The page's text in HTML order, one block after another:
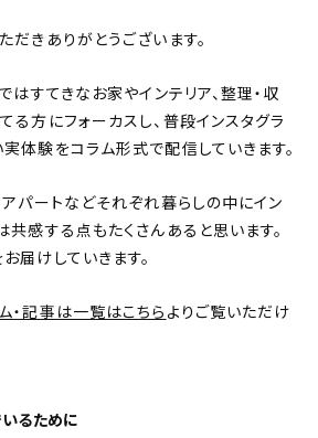
だきありがとうございます。
はすてきなお家やインテリア、整理・収
る方にフォーカスし、普段インスタグラ
体験をコラム形式で配信していきます。
アパートなどそれぞれ暮らしの中にイン
共感する点もたくさんあると思います。
届けしていきます。
・記事は一覧はこちら よりご覧いただけ
いるために